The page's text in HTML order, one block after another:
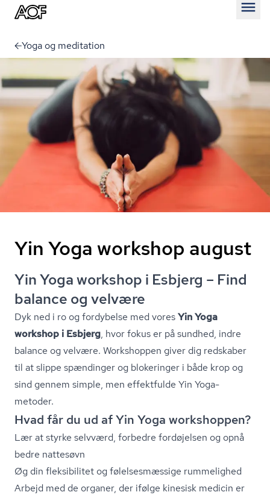
Yoga og meditation
Yin Yoga workshop august
Yin Yoga workshop i Esbjerg – Find
balance og velvære
Dyk ned i ro og fordybelse med voresYin Yoga
workshop i Esbjerg, hvor fokus er på sundhed, indre
balance og velvære. Workshoppen giver dig redskaber
til at slippe spændinger og blokeringer i både krop og
sind gennem simple, men effektfulde Yin Yoga-
metoder.
Hvad får du ud af Yin Yoga workshoppen?
Lær at styrke selvværd, forbedre fordøjelsen og opnå
bedre nattesøvn
Øg din fleksibilitet og fø­lel­ses­mæs­si­ge rummelighed
Arbejd med de organer, der ifølge kinesisk medicin er